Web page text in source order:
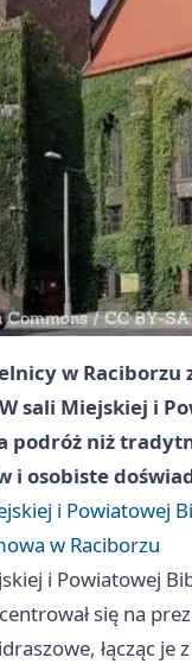
w
sali Miejskiej i
niż
osobiste
i Powiatowej
w Raciborzu
i Powiatowej
się na
łącząc